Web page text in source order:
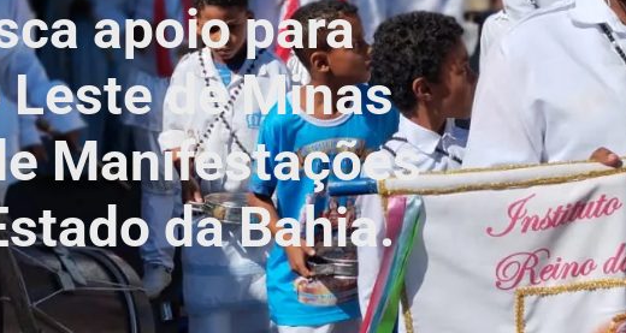
apoio para
de Minas
Manifestações
da Bahia.